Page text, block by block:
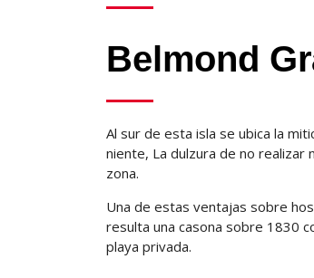
Belmond
Al sur de esta isla se ubica la
niente, La dulzura de no
zona.
Una de estas ventajas sobre
resulta una casona sobre 1830
playa privada.